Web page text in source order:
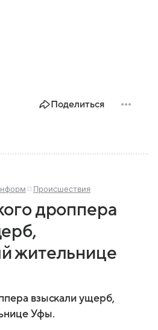
Поделиться
Происшествия
дроппера
жительнице
взыскали ущерб,
Уфы.